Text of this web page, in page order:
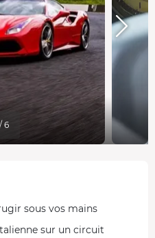
6
sous vos mains
sur un circuit